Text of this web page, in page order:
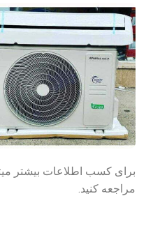
برای کسب اطلاعات بیشتر
مراجعه کنید.